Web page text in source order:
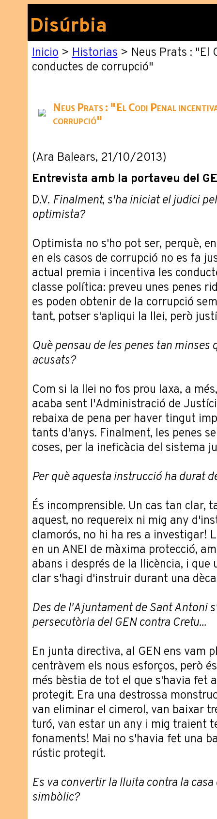
Disúrbia
Inicio>Historias> Neus Prats : "El
conductes de corrupció"
Neus Prats : "El Codi Penal
corrupció"
(Ara Balears, 21/10/2013)
Entrevista amb la portaveu del
D.V. Finalment, s'ha iniciat el judici
optimista?
Optimista no s'ho pot ser, perquè,
en els casos de corrupció no es fa
actual premia i incentiva les
classe política: preveu unes penes
es poden obtenir de la corrupció
tant, potser s'apliqui la llei, però
Què pensau de les penes tan minses
acusats?
Com si la llei no fos prou laxa, a
acaba sent l'Administració de
rebaixa de pena per haver tingut
tants d'anys. Finalment, les penes
coses, per la ineficàcia del sistema
Per què aquesta instrucció ha durat
És incomprensible. Un cas tan clar,
aquest, no requereix ni mig any
clamorós, no hi ha res a investigar!
en un ANEI de màxima protecció,
abans i després de la llicència, i
clar s'hagi d'instruir durant una
Des de l'Ajuntament de Sant Antoni
persecutòria del GEN contra Cretu...
En junta directiva, al GEN ens vam
centràvem els nous esforços, però
més bèstia de tot el que s'havia fet
protegit. Era una destrossa
van eliminar el cimerol, van baixar
turó, van estar un any i mig traient
fonaments! Mai no s'havia fet una
rústic protegit.
Es va convertir la lluita contra la casa
simbòlic?